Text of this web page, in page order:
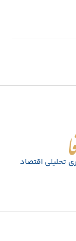
تحليلی اقتصاد